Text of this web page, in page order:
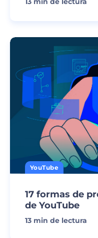
YouTube
17 formas de
de YouTube
13 min de lectura